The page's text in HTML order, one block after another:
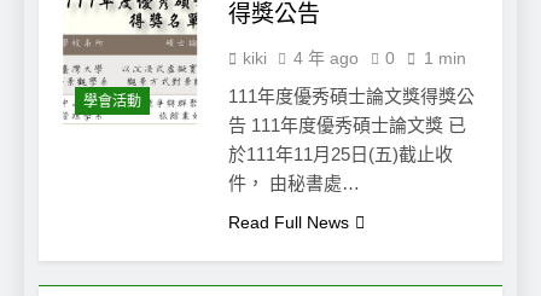
學會活動
得獎公告
kiki 4 年 ago 0 1 min
111年度優秀碩士論文獎得獎公
告 111年度優秀碩士論文獎 已
於111年11月25日(五)截止收
件， 由秘書處…
Read Full News